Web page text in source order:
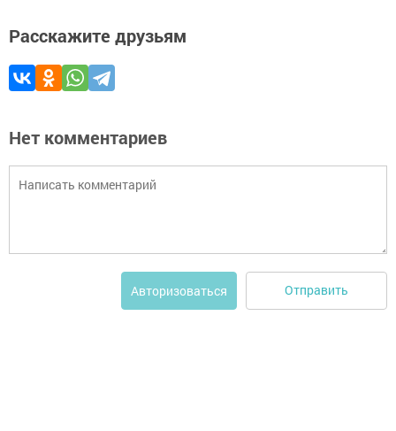
Расскажите друзьям
Нет комментариев
Авторизоваться Отправить